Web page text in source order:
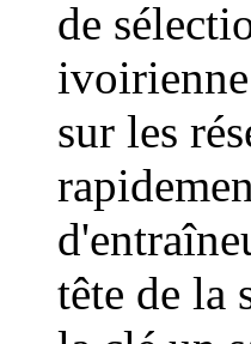
de
sur les
tête de la